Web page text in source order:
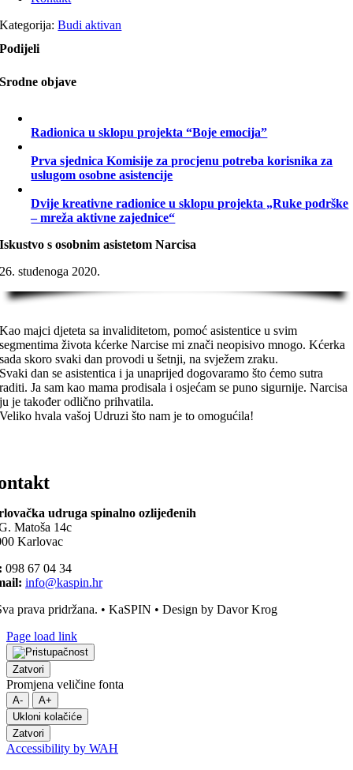
Kategorija:Budi aktivan
Podijeli
Srodne objave
Radionica u sklopu projekta “Boje emocija”
Prva sjednica Komisije za procjenu potreba korisnika za
uslugom osobne asistencije
Dvije kreativne radionice u sklopu projekta „Ruke podrške
– mreža aktivne zajednice“
Iskustvo s osobnim asistetom Narcisa
26. studenoga 2020.
Kao majci djeteta sa invaliditetom, pomoć asistentice u svim
segmentima života kćerke Narcise mi znači neopisivo mnogo. Kćerka
sada skoro svaki dan provodi u šetnji, na svježem zraku.
Svaki dan se asistentica i ja unaprijed dogovaramo što ćemo sutra
raditi. Ja sam kao mama prodisala i osjećam se puno sigurnije. Narcisa
ju je također odlično prihvatila.
Veliko hvala vašoj Udruzi što nam je to omogućila!
udruga spinalno ozlijeđenih
Matoša 14c
Karlovac
098 67 04 34
info@kaspin.hr
prava pridržana. • KaSPIN • Design by Davor Krog
Page load link
Zatvori
Promjena veličine fonta
A-
A+
Ukloni kolačiće
Zatvori
Accessibility by WAH